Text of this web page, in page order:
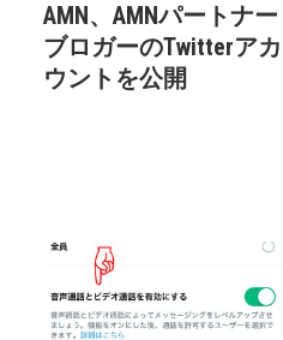
AMN、AMNパートナー
ブロガーのTwitterアカ
ウントを公開